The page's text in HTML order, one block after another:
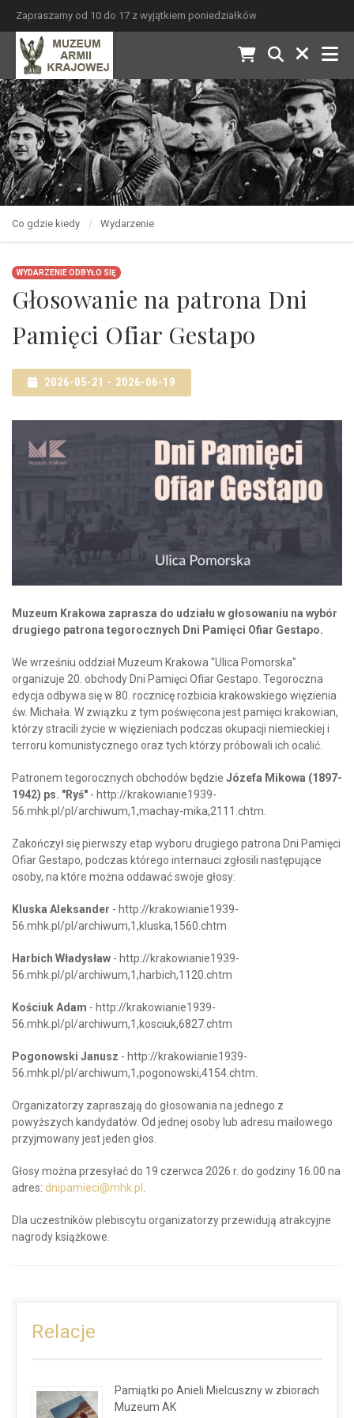
Zapraszamy od 10 do 17 z wyjątkiem poniedziałków
Co gdzie kiedy Wydarzenie
WYDARZENIE ODBYŁO SIĘ
Głosowanie na patrona Dni
Pamięci Ofiar Gestapo
2026-05-21 - 2026-06-19
Muzeum Krakowa zaprasza do udziału w głosowaniu na wybór
drugiego patrona tegorocznych Dni Pamięci Ofiar Gestapo.
We wrześniu oddział Muzeum Krakowa "Ulica Pomorska"
organizuje 20. obchody Dni Pamięci Ofiar Gestapo. Tegoroczna
edycja odbywa się w 80. rocznicę rozbicia krakowskiego więzienia
św. Michała. W związku z tym poświęcona jest pamięci krakowian,
którzy stracili życie w więzieniach podczas okupacji niemieckiej i
terroru komunistycznego oraz tych którzy próbowali ich ocalić.
Patronem tegorocznych obchodów będzie Józefa Mikowa (1897-
1942) ps. "Ryś" - http://krakowianie1939-
56.mhk.pl/pl/archiwum,1,machay-mika,2111.chtm.
Zakończył się pierwszy etap wyboru drugiego patrona Dni Pamięci
Ofiar Gestapo, podczas którego internauci zgłosili następujące
osoby, na które można oddawać swoje głosy:
Kluska Aleksander - http://krakowianie1939-
56.mhk.pl/pl/archiwum,1,kluska,1560.chtm
Harbich Władysław - http://krakowianie1939-
56.mhk.pl/pl/archiwum,1,harbich,1120.chtm
Kościuk Adam - http://krakowianie1939-
56.mhk.pl/pl/archiwum,1,kosciuk,6827.chtm
Pogonowski Janusz - http://krakowianie1939-
56.mhk.pl/pl/archiwum,1,pogonowski,4154.chtm.
Organizatorzy zapraszają do głosowania na jednego z
powyższych kandydatów. Od jednej osoby lub adresu mailowego
przyjmowany jest jeden głos.
Głosy można przesyłać do 19 czerwca 2026 r. do godziny 16.00 na
adres: dnipamieci@mhk.pl
Dla uczestników plebiscytu organizatorzy przewidują atrakcyjne
nagrody książkowe.
Relacje
Pamiątki po Anieli Mielcuszny w zbiorach
Muzeum AK